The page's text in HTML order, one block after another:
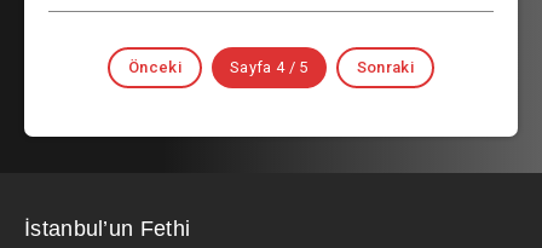
Önceki Sayfa 4 / 5 Sonraki
İstanbul’un Fethi